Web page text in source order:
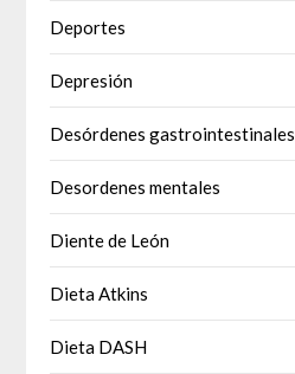
Deportes
Depresión
Desórdenes gastrointestinales
Desordenes mentales
Diente de León
Dieta Atkins
Dieta DASH